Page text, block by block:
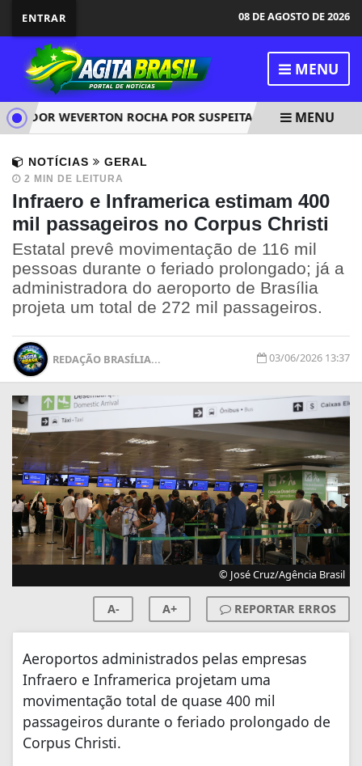
ENTRAR 08 DE AGOSTO DE 2026
MENU
WEVERTON ROCHA POR SUSPEITA DE DESVIOS NO INSS
MENU
NOTÍCIAS GERAL
2 MIN DE LEITURA
Infraero e Inframerica estimam 400
mil passageiros no Corpus Christi
Estatal prevê movimentação de 116 mil
pessoas durante o feriado prolongado; já a
administradora do aeroporto de Brasília
projeta um total de 272 mil passageiros.
REDAÇÃO BRASÍLIA... 03/06/2026 13:37
© José Cruz/Agência Brasil
A- A+ REPORTAR ERROS
Aeroportos administrados pelas empresas
Infraero e Inframerica projetam uma
movimentação total de quase 400 mil
passageiros durante o feriado prolongado de
Corpus Christi.